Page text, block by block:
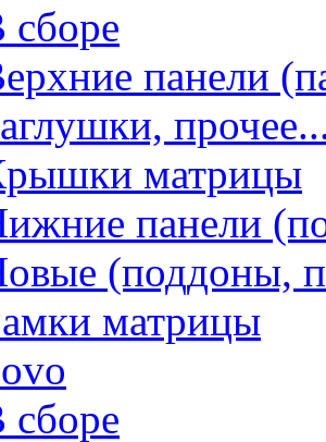
сборе
панели
матрицы
панели
(поддоны,
матрицы
сборе